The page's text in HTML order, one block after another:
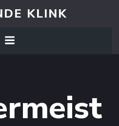
InhaltKLINK